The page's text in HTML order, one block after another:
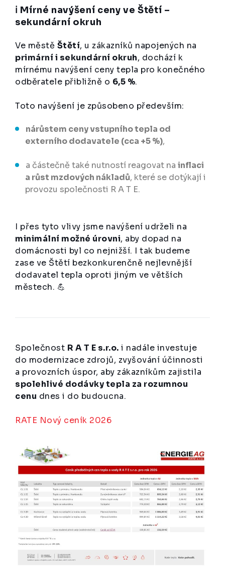
ℹ️ Mírné navýšení ceny ve Štětí –
sekundární okruh
Ve městě Štětí, u zákazníků napojených na
primární i sekundární okruh, dochází k
mírnému navýšení ceny tepla pro konečného
odběratele přibližně o 6,5 %.
Toto navýšení je způsobeno především:
nárůstem ceny vstupního tepla od
externího dodavatele (cca +5 %),
a částečně také nutností reagovat na inflaci
a růst mzdových nákladů, které se dotýkají i
provozu společnosti R A T E.
I přes tyto vlivy jsme navýšení udrželi na
minimální možné úrovni, aby dopad na
domácnosti byl co nejnižší. I tak budeme
zase ve Štětí bezkonkurenčně nejlevnější
dodavatel tepla oproti jiným ve větších
městech. 💪
Společnost R A T E s.r.o. i nadále investuje
do modernizace zdrojů, zvyšování účinnosti
a provozních úspor, aby zákazníkům zajistila
spolehlivé dodávky tepla za rozumnou
cenu dnes i do budoucna.
RATE Nový ceník 2026